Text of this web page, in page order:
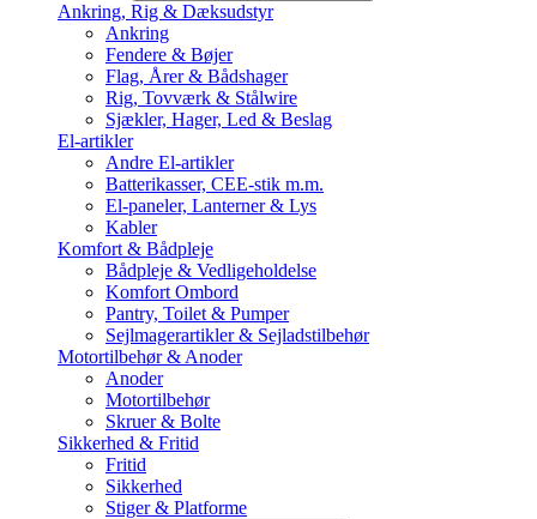
Ankring, Rig & Dæksudstyr
Ankring
Fendere & Bøjer
Flag, Årer & Bådshager
Rig, Tovværk & Stålwire
Sjækler, Hager, Led & Beslag
El-artikler
Andre El-artikler
Batterikasser, CEE-stik m.m.
El-paneler, Lanterner & Lys
Kabler
Komfort & Bådpleje
Bådpleje & Vedligeholdelse
Komfort Ombord
Pantry, Toilet & Pumper
Sejlmagerartikler & Sejladstilbehør
Motortilbehør & Anoder
Anoder
Motortilbehør
Skruer & Bolte
Sikkerhed & Fritid
Fritid
Sikkerhed
Stiger & Platforme